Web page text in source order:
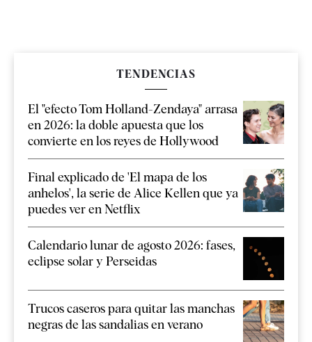
TENDENCIAS
El "efecto Tom Holland-Zendaya" arrasa
en 2026: la doble apuesta que los
convierte en los reyes de Hollywood
Final explicado de 'El mapa de los
anhelos', la serie de Alice Kellen que ya
puedes ver en Netflix
Calendario lunar de agosto 2026: fases,
eclipse solar y Perseidas
Trucos caseros para quitar las manchas
negras de las sandalias en verano